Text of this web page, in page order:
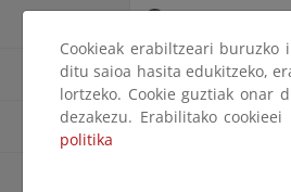
Toma de
Ficha Almería -
Ficha El Ejido
Cookieak erabiltzeari buruzko
ditu saioa hasita edukitzeko,
lortzeko. Cookie guztiak onar
dezakezu. Erabilitako
politika